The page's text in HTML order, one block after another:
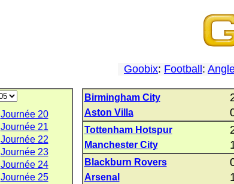
Goobix: Football :
Journée 20
Journée 21
Journée 22
Journée 23
Journée 24
Journée 25
Birmingham City
Aston Villa
Tottenham Hotspur
Manchester City
Blackburn Rovers
Arsenal